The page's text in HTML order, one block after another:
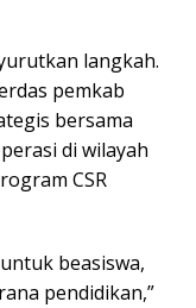
langkah.
pemkab
bersama
di wilayah
CSR
beasiswa,
pendidikan,”